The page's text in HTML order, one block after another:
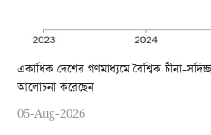
একাধিক দেশের গণমাধ্যমে বৈশ্বিক চীনা-
আলোচনা করেছেন
05-Aug-2026